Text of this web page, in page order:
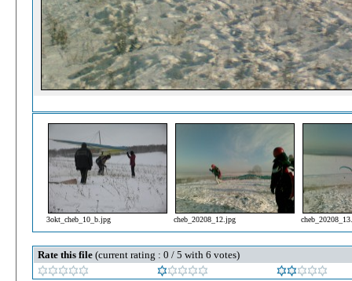
3okt_cheb_10_b.jpg cheb_20208_12.jpg
Rate this file (current rating : 0 / 5 with 6 votes)